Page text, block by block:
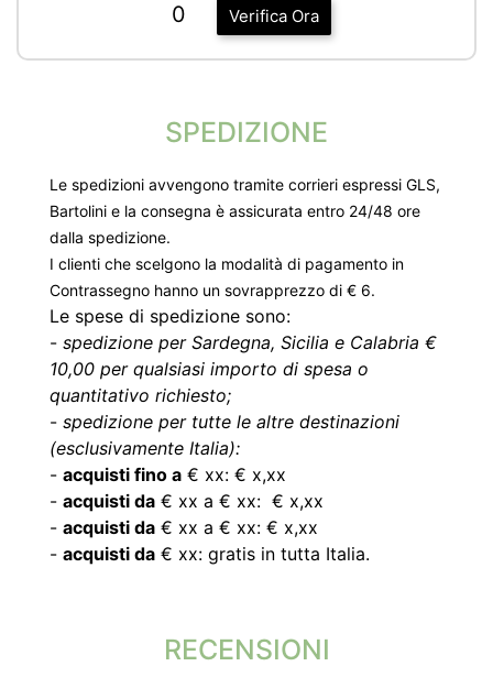
Verifica Ora
0
SPEDIZIONE
Le spedizioni avvengono tramite corrieri espressi GLS,
Bartolini e la consegna è assicurata entro 24/48 ore
dalla spedizione.
I clienti che scelgono la modalità di pagamento in
Contrassegno hanno un sovrapprezzo di € 6.
Le spese di spedizione sono:
- spedizione per Sardegna, Sicilia e Calabria €
10,00 per qualsiasi importo di spesa o
quantitativo richiesto;
- spedizione per tutte le altre destinazioni
(esclusivamente Italia):
- acquisti fino a € xx: € x,xx
- acquisti da € xx a € xx: € x,xx
- acquisti da € xx a € xx: € x,xx
- acquisti da € xx: gratis in tutta Italia.
RECENSIONI